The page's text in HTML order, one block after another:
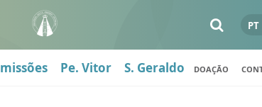
PT
missões Pe. Vitor S. Geraldo DOAÇÃO